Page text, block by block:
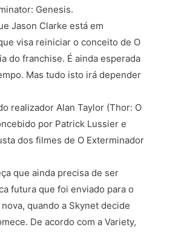
Genesis.
Jason Clarke está em
visa reiniciar o conceito de O
do franchise. É ainda esperada
Mas tudo isto irá depender
realizador Alan Taylor (Thor: O
por Patrick Lussier e
dos filmes de O Exterminador
que ainda precisa de ser
futura que foi enviado para o
quando a Skynet decide
De acordo com a Variety,